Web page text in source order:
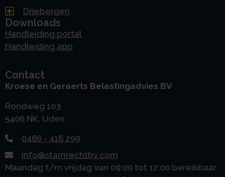
Driebergen
Downloads
Handleiding portal
Handleiding app
Contact
Kroese en Geraerts Belastingadvies BV
Rondweg 103
5406 NK, Uden
0486 - 416 299
info@stamrechtbv.com
Maandag t/m vrijdag van 09:00 tot 17:00 bereikbaar